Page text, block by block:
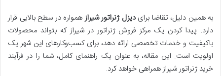
به همین دلیل، تقاضا برایدیزل ژنراتور شیرازهمواره در سطح بالایی قرار
دارد. پیدا کردن یک مرکز فروش ژنراتور در شیراز که بتواند محصولات
باکیفیت و خدمات تخصصی ارائه دهد، برای کسب‌وکارهای این شهر یک
اولویت است. این مقاله، به عنوان یک راهنمای کامل، شما را در فرآیند
خرید ژنراتور شیراز همراهی خواهد کرد.